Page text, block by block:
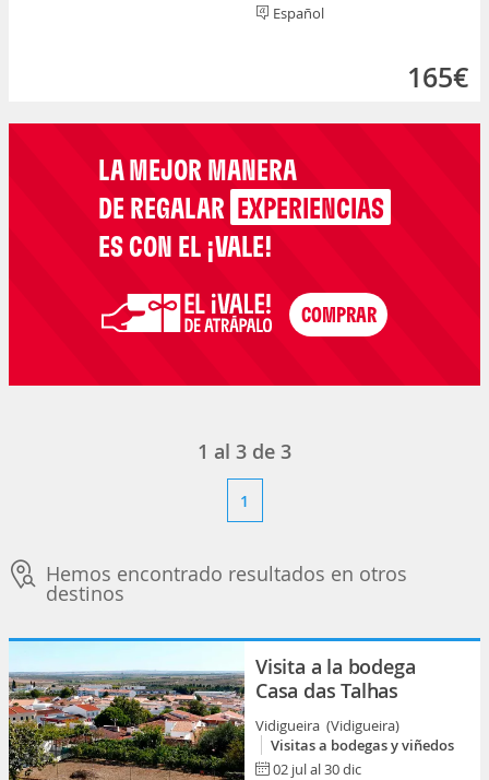
Español
165€
LA MEJOR MANERA
DE REGALAR EXPERIENCIAS
ES CON EL ¡VALE!
1 al 3 de 3
1
Hemos encontrado resultados en otros
destinos
Visita a la bodega
Casa das Talhas
Vidigueira (Vidigueira)
Visitas a bodegas y viñedos
02 jul al 30 dic